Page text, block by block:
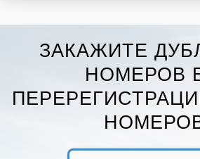
ЗАКАЖИТЕ
НОМЕРОВ